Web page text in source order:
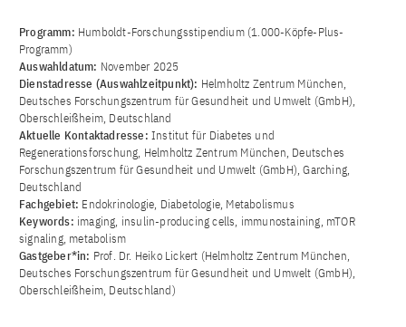
Programm: Humboldt-Forschungsstipendium (1.000-Köpfe-Plus-
Programm)
Auswahldatum: November 2025
Dienstadresse (Auswahlzeitpunkt): Helmholtz Zentrum München,
Deutsches Forschungszentrum für Gesundheit und Umwelt (GmbH),
Oberschleißheim, Deutschland
Aktuelle Kontaktadresse: Institut für Diabetes und
Regenerationsforschung, Helmholtz Zentrum München, Deutsches
Forschungszentrum für Gesundheit und Umwelt (GmbH), Garching,
Deutschland
Fachgebiet: Endokrinologie, Diabetologie, Metabolismus
Keywords: imaging, insulin-producing cells, immunostaining, mTOR
signaling, metabolism
Gastgeber*in: Prof. Dr. Heiko Lickert (Helmholtz Zentrum München,
Deutsches Forschungszentrum für Gesundheit und Umwelt (GmbH),
Oberschleißheim, Deutschland)